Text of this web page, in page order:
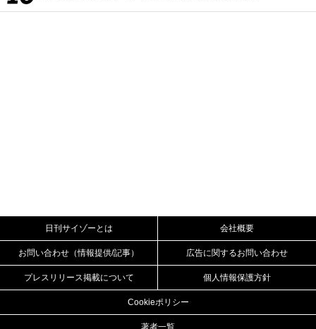
日刊サイゾーとは 会社概要
お問い合わせ（情報提供/記事） 広告に関するお問い合わせ
プレスリリース掲載について 個人情報保護方針
Cookieポリシー